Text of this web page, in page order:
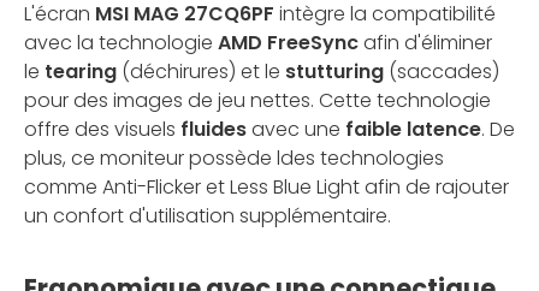
L'écran MSI MAG 27CQ6PF intègre la compatibilité
avec la technologie AMD FreeSyncafin d'éliminer
le tearing (déchirures) et le stutturing (saccades)
pour des images de jeu nettes. Cette technologie
offre des visuels fluidesavec une faible latence. De
plus, ce moniteur possède ldes technologies
comme Anti-Flicker et Less Blue Light afin de rajouter
un confort d'utilisation supplémentaire.